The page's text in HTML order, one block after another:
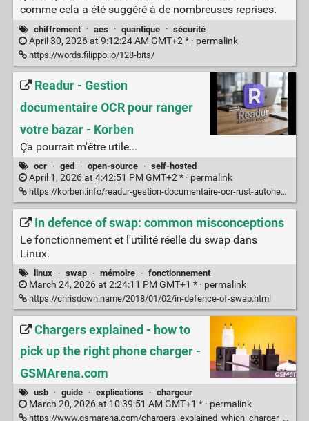
comme cela a été suggéré à de nombreuses reprises.
chiffrement · aes · quantique · sécurité
April 30, 2026 at 9:12:24 AM GMT+2 * · permalink
https://words.filippo.io/128-bits/
Readur - Gestion
documentaire OCR pour ranger
votre bazar - Korben
Ça pourrait m'être utile...
ocr · ged · open-source · self-hosted
April 1, 2026 at 4:42:51 PM GMT+2 * · permalink
https://korben.info/readur-gestion-documentaire-ocr-rust-autoheberge.html
In defence of swap: common misconceptions
Le fonctionnement et l'utilité réelle du swap dans
Linux.
linux · swap · mémoire · fonctionnement
March 24, 2026 at 2:24:11 PM GMT+1 * · permalink
https://chrisdown.name/2018/01/02/in-defence-of-swap.html
Chargers explained - how to
pick up the right phone charger -
GSMArena.com
usb · guide · explications · chargeur
March 20, 2026 at 10:39:51 AM GMT+1 * · permalink
https://www.gsmarena.com/chargers_explained_which_charger_to_buy-news-70477.php